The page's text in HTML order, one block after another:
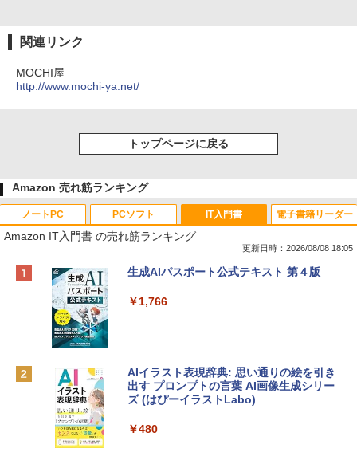
関連リンク
MOCHI屋
http://www.mochi-ya.net/
トップページに戻る
Amazon 売れ筋ランキング
ノートPC
Apple 2026 MacBook Neo A18 Proチッ
e Intelligenceのために設計、Liquid Ret
￥131,111
ンケース Dell NEC Lavie ASUS HP dyna
PCソフト
Robloxギフトカード - 800 Robux 【限
インゲームコード】 ロブロックス | オン
Robloxギフトカード - 1000 Robux 【限
定バーチャルアイテムを含む】 【オンラ
ラインコード版
IT入門書
Amazon IT入門書 の売れ筋ランキング
更新日時：2026/08/08 18:05
生成AIパスポート公式テキスト 第４版
￥1,766
AIイラスト表現辞典: 思い通りの絵を引き
出す プロンプトの言葉 AI画像生成シリー
ズ (はぴーイラストLabo)
￥480
電子書籍リーダー